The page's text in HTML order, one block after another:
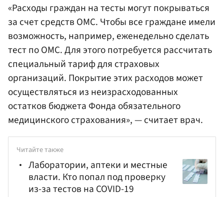
«Расходы граждан на тесты могут покрываться
за счет средств ОМС. Чтобы все граждане имели
возможность, например, еженедельно сделать
тест по ОМС. Для этого потребуется рассчитать
специальный тариф для страховых
организаций. Покрытие этих расходов может
осуществляться из неизрасходованных
остатков бюджета Фонда обязательного
медицинского страхования», — считает врач.
Читайте также
Лаборатории, аптеки и местные
власти. Кто попал под проверку
из-за тестов на COVID-19